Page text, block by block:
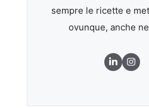
sempre le ricette e
ovunque, anche